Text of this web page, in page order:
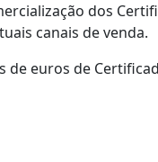
dos
canais de venda.
euros de